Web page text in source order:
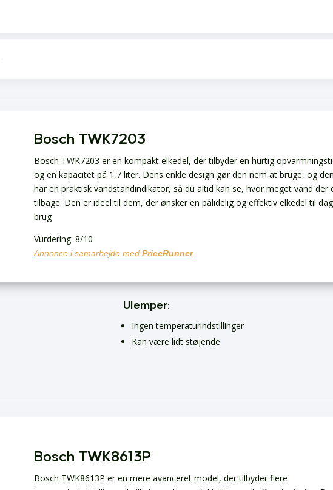
Bosch TWK7203
Bosch TWK7203 er en kompakt elkedel, der tilbyder en hurtig
og en kapacitet på 1,7 liter. Dens enkle design gør den nem at bruge, og
har en praktisk vandstandindikator, så du altid kan se, hvor meget vand der
tilbage. Den er ideel til dem, der ønsker en pålidelig og effektiv elkedel til
brug
Vurdering: 8/10
Annonce i samarbejde medPriceRunner
Ulemper:
Ingen temperaturindstillinger
Kan være lidt støjende
Bosch TWK8613P
Bosch TWK8613P er en mere avanceret model, der tilbyder flere